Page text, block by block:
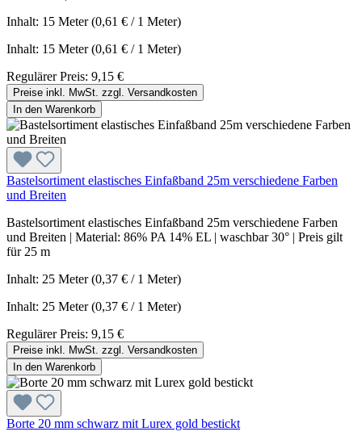
Inhalt: 15 Meter (0,61 € / 1 Meter)
Inhalt: 15 Meter(0,61 € / 1 Meter)
Regulärer Preis: 9,15 €
Preise inkl. MwSt. zzgl. Versandkosten
In den Warenkorb
Bastelsortiment elastisches Einfaßband 25m verschiedene Farben
und Breiten
Bastelsortiment elastisches Einfaßband 25m verschiedene Farben
und Breiten | Material: 86% PA 14% EL | waschbar 30° | Preis gilt
für 25 m
Inhalt: 25 Meter (0,37 € / 1 Meter)
Inhalt: 25 Meter(0,37 € / 1 Meter)
Regulärer Preis: 9,15 €
Preise inkl. MwSt. zzgl. Versandkosten
In den Warenkorb
Borte 20 mm schwarz mit Lurex gold bestickt